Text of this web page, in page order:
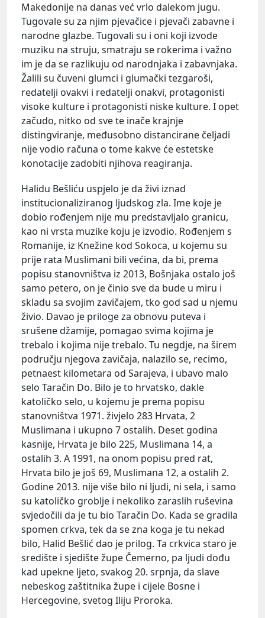
Makedonije na danas već vrlo dalekom jugu.
Tugovale su za njim pjevačice i pjevači zabavne i
narodne glazbe. Tugovali su i oni koji izvode
muziku na struju, smatraju se rokerima i važno
im je da se razlikuju od narodnjaka i zabavnjaka.
Žalili su čuveni glumci i glumački tezgaroši,
redatelji ovakvi i redatelji onakvi, protagonisti
visoke kulture i protagonisti niske kulture. I opet
začudo, nitko od sve te inače krajnje
distingviranje, međusobno distancirane čeljadi
nije vodio računa o tome kakve će estetske
konotacije zadobiti njihova reagiranja.
Halidu Bešliću uspjelo je da živi iznad
institucionaliziranog ljudskog zla. Ime koje je
dobio rođenjem nije mu predstavljalo granicu,
kao ni vrsta muzike koju je izvodio. Rođenjem s
Romanije, iz Knežine kod Sokoca, u kojemu su
prije rata Muslimani bili većina, da bi, prema
popisu stanovništva iz 2013, Bošnjaka ostalo još
samo petero, on je činio sve da bude u miru i
skladu sa svojim zavičajem, tko god sad u njemu
živio. Davao je priloge za obnovu puteva i
srušene džamije, pomagao svima kojima je
trebalo i kojima nije trebalo. Tu negdje, na širem
području njegova zavičaja, nalazilo se, recimo,
petnaest kilometara od Sarajeva, i ubavo malo
selo Taračin Do. Bilo je to hrvatsko, dakle
katoličko selo, u kojemu je prema popisu
stanovništva 1971. živjelo 283 Hrvata, 2
Muslimana i ukupno 7 ostalih. Deset godina
kasnije, Hrvata je bilo 225, Muslimana 14, a
ostalih 3. A 1991, na onom popisu pred rat,
Hrvata bilo je još 69, Muslimana 12, a ostalih 2.
Godine 2013. nije više bilo ni ljudi, ni sela, i samo
su katoličko groblje i nekoliko zaraslih ruševina
svjedočili da je tu bio Taračin Do. Kada se gradila
spomen crkva, tek da se zna koga je tu nekad
bilo, Halid Bešlić dao je prilog. Ta crkvica staro je
središte i sjedište župe Čemerno, pa ljudi dođu
kad upekne ljeto, svakog 20. srpnja, da slave
nebeskog zaštitnika župe i cijele Bosne i
Hercegovine, svetog Iliju Proroka.